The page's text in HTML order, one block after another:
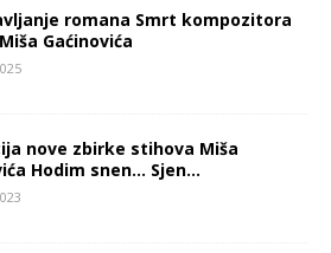
romana Smrt kompozitora
Gaćinovića
nove zbirke stihova Miša
Hodim snen… Sjen…